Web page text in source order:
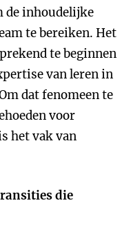
de inhoudelijke
te bereiken. Het
te beginnen
van leren in
dat fenomeen te
voor
het vak van
die